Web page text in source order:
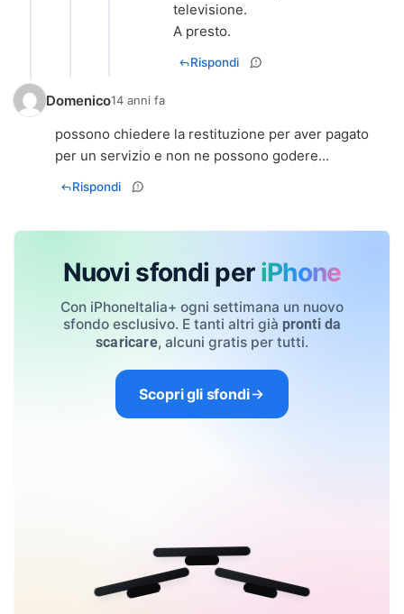
televisione.
A presto.
Rispondi
Domenico14 anni fa
possono chiedere la restituzione per aver pagato
per un servizio e non ne possono godere...
Rispondi
Nuovi sfondi per iPhone
Con iPhoneItalia+ ogni settimana un nuovo
sfondo esclusivo. E tanti altri già pronti da
scaricare, alcuni gratis per tutti.
Scopri gli sfondi